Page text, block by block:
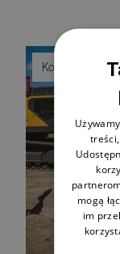
Komunikaty
mogą
im